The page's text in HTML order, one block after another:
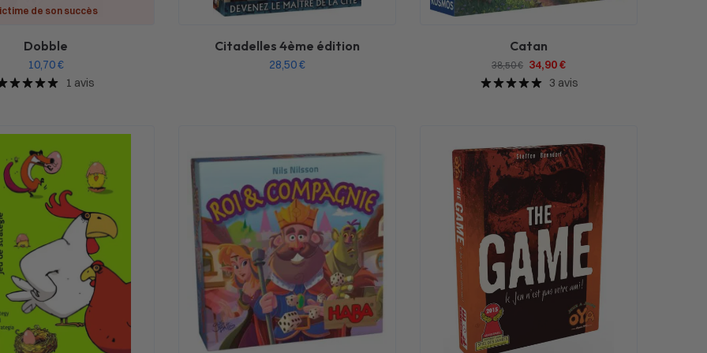
de son succès
Dobble
10,70€
1 avis
Citadelles 4ème édition
28,50€
Catan
38,50€ 34,90€
3 avis